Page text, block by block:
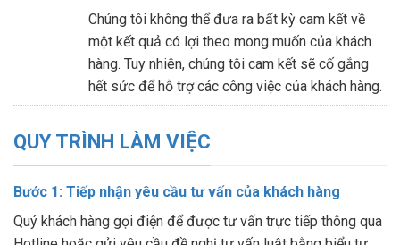
Chúng tôi không thể đưa ra bất kỳ cam kết về
một kết quả có lợi theo mong muốn của khách
hàng. Tuy nhiên, chúng tôi cam kết sẽ cố gắng
hết sức để hỗ trợ các công việc của khách hàng.
QUY TRÌNH LÀM VIỆC
Bước 1: Tiếp nhận yêu cầu tư vấn của khách hàng
Quý khách hàng gọi điện để được tư vấn trực tiếp thông qua